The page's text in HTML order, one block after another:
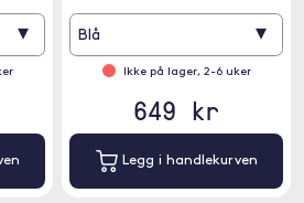
▾ Blå ▾
Ikke på lager, 2-6 uker
649 kr
Legg i handlekurven